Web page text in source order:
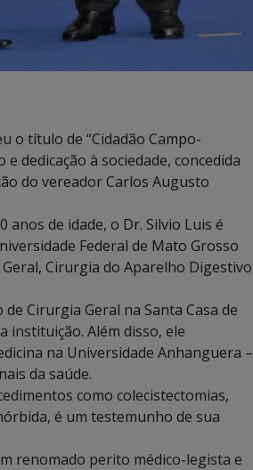
o título de “Cidadão Campo-
dedicação à sociedade, concedida
do vereador Carlos Augusto
anos de idade, o Dr. Silvio Luis é
Federal de Mato Grosso
Cirurgia do Aparelho Digestivo
Cirurgia Geral na Santa Casa de
instituição. Além disso, ele
na Universidade Anhanguera –
da saúde.
como colecistectomias,
é um testemunho de sua
renomado perito médico-legista e